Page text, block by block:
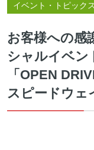
イベント・トピックス
お客様への感
シャルイベン
「OPEN
スピードウェ